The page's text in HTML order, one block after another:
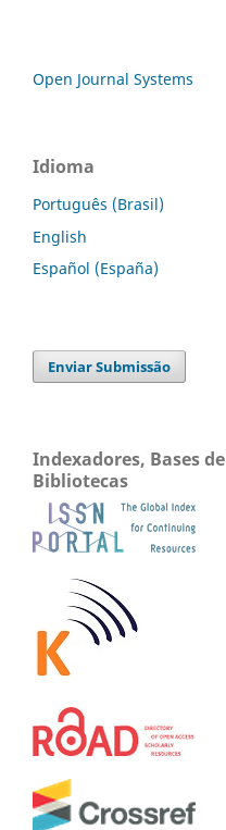
Open Journal Systems
Idioma
Português (Brasil)
English
Español (España)
Enviar Submissão
Indexadores, Bases
Bibliotecas